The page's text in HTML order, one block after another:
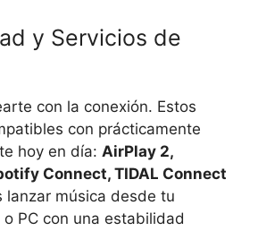
y Servicios de
con la conexión. Estos
con prácticamente
hoy en día: AirPlay 2,
Connect, TIDAL Connect
lanzar música desde tu
PC con una estabilidad